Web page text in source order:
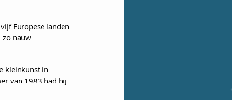
Europese landen
zo nauw
kleinkunst in
van 1983 had hij